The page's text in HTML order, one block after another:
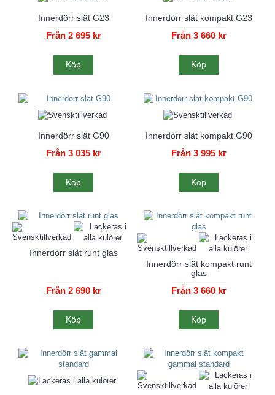
Innerdörr slät G23
Från 2 695 kr
Köp
Innerdörr slät kompakt G23
Från 3 660 kr
Köp
Innerdörr slät G90
Från 3 035 kr
Köp
Innerdörr slät kompakt G90
Från 3 995 kr
Köp
Innerdörr slät runt glas
Från 2 690 kr
Köp
Innerdörr slät kompakt runt
glas
Från 3 660 kr
Köp